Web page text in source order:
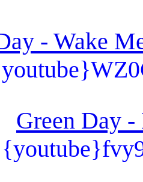
- Wake
Green Day